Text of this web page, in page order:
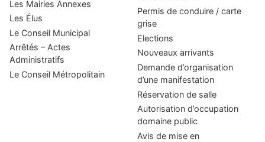
Les Mairies Annexes
Les Élus
Le Conseil Municipal
Arrêtés – Actes
Administratifs
Le Conseil Métropolitain
Permis de conduire / carte
grise
Elections
Nouveaux arrivants
Demande d’organisation
d’une manifestation
Réservation de salle
Autorisation d’occupation
domaine public
Avis de mise en